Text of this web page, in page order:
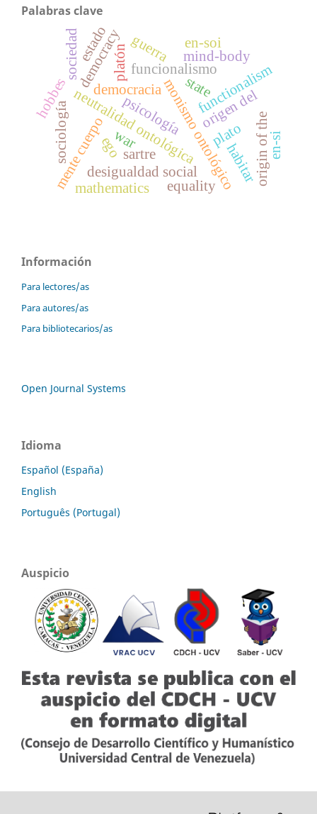
Palabras clave
funcionalismo
neutralidad ontológica
mente cuerpo monismo ontológico
functionalism
mind-body
democracia
desigualdad social
democracy
platón
psicología plato
sociedad
sociología habitar
hobbes
guerra
estado
origen del
equality
war
state
origin of the
sartre en-si
ego
en-soi
mathematics
Información
Para lectores/as
Para autores/as
Para bibliotecarios/as
Open Journal Systems
Idioma
Español (España)
English
Português (Portugal)
Auspicio